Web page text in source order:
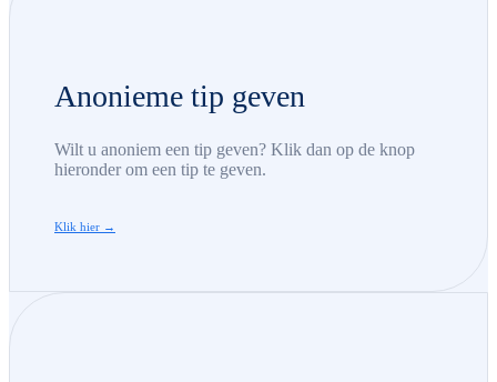
Anonieme tip geven
Wilt u anoniem een tip geven? Klik dan op de knop
hieronder om een tip te geven.
Klik hier →